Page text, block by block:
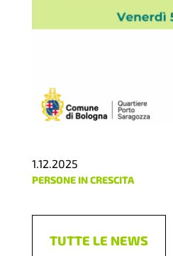
1.12.2025
PERSONE IN CRESCITA
TUTTE LE NEWS